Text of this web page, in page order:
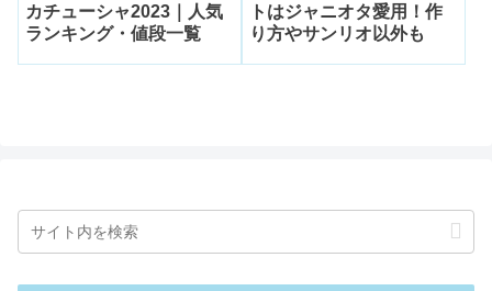
カチューシャ2023｜人気
ランキング・値段一覧
トはジャニオタ愛用！作
り方やサンリオ以外も